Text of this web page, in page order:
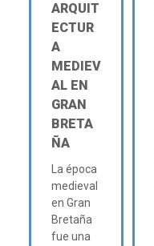
ARQUIT
ECTUR
A
MEDIEV
AL EN
GRAN
BRETA
ÑA
La época
medieval
en Gran
Bretaña
fue una